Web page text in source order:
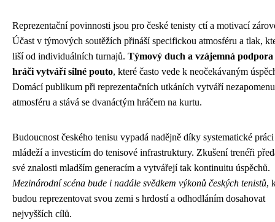
Reprezentační povinnosti jsou pro české tenisty ctí a motivací
Účast v týmových soutěžích přináší specifickou atmosféru a tlak,
liší od individuálních turnajů. Týmový duch a vzájemná podpora
hráči vytváří silné pouto, které často vede k neočekávaným
Domácí publikum při reprezentačních utkáních vytváří
atmosféru a stává se dvanáctým hráčem na kurtu.
Budoucnost českého tenisu vypadá nadějně díky systematické práci
mládeží a investicím do tenisové infrastruktury. Zkušení trenéři
své znalosti mladším generacím a vytvářejí tak kontinuitu úspěchů.
Mezinárodní scéna bude i nadále svědkem výkonů českých tenistů,
budou reprezentovat svou zemi s hrdostí a odhodláním dosahovat
nejvyšších cílů.